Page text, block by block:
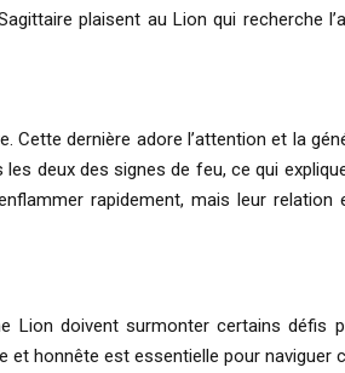
plaisent au Lion qui recherche
dernière adore l’attention et la
deux des signes de feu, ce qui
rapidement, mais leur
doivent surmonter certains défis
honnête est essentielle pour naviguer